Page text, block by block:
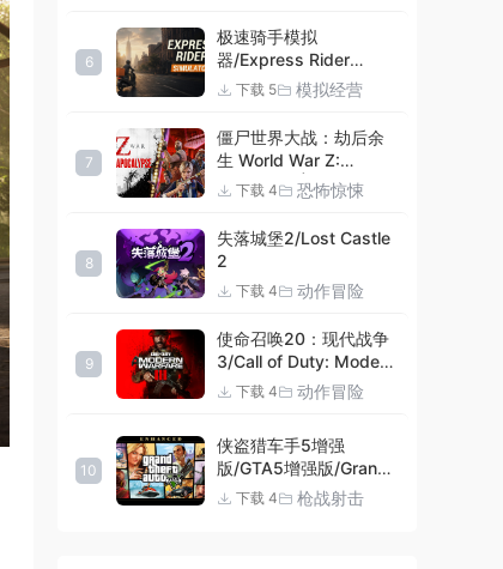
6
极速骑手模拟
器/Express Rider
Simulator
下载 5 模拟经营
7
僵尸世界大战：劫后余
生 World War Z:
Aftermath |官方中文
09.27.24 v20240924
集成DLCs 赠多项修改器
+赠999等级.荣誉技能.
紫色荣誉头框.荣誉枪械
技能.解锁存档 解压即玩
下载 4 恐怖惊悚
8
失落城堡2/Lost Castle
2
下载 4 动作冒险
9
使命召唤20：现代战争
3/Call of Duty: Modern
Warfare III
下载 4 动作冒险
10
侠盗猎车手5增强
版/GTA5增强版/Grand
Theft Auto V
下载 4 枪战射击